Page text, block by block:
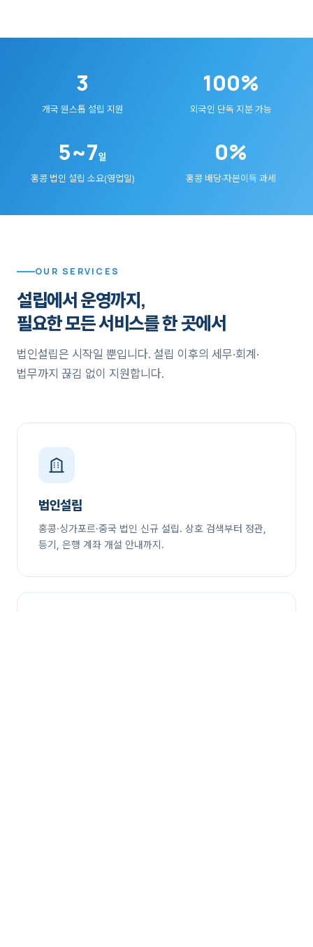
3
개국 원스톱 설립 지원
100%
외국인 단독 지분 가능
5~7일
홍콩 법인 설립 소요(영업일)
0%
홍콩 배당·자본이득 과세
OUR SERVICES
설립에서 운영까지,
필요한 모든 서비스를 한 곳에서
법인설립은 시작일 뿐입니다. 설립 이후의 세무·회계·
법무까지 끊김 없이 지원합니다.
법인설립
홍콩·싱가포르·중국 법인 신규 설립. 상호 검색부터 정관,
등기, 은행 계좌 개설 안내까지.